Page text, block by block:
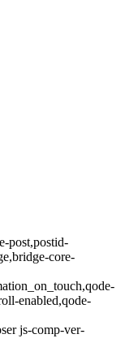
post,postid-
core-
enabled,qode-
js-comp-ver-